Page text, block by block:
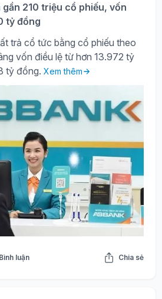
210 triệu cổ phiếu, vốn
tỷ đồng
trả cổ tức bằng cổ phiếu theo
vốn điều lệ từ hơn 13.972 tỷ
tỷ đồng. Xem thêm
luận Chia sẻ